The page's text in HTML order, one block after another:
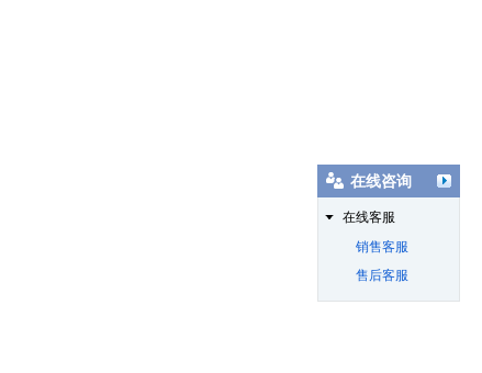
在线咨询
在线客服
销售客服
售后客服